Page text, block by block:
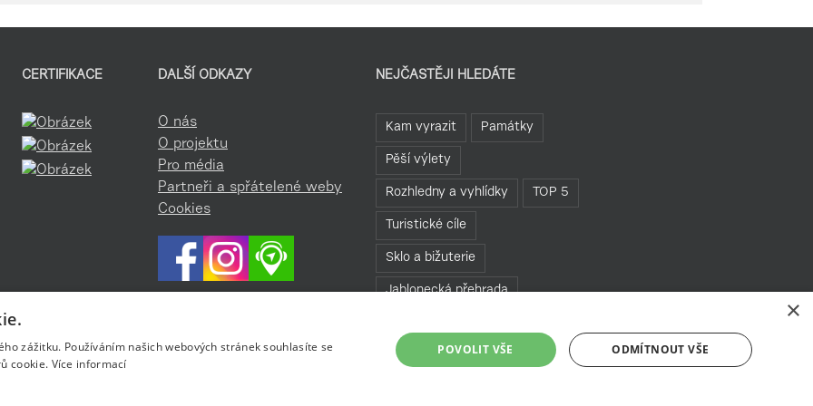
CERTIFIKACE DALŠÍ ODKAZY
O nás
O projektu
Pro média
Partneři a spřátelené weby
Cookies
NEJČASTĚJI HLEDÁTE
Kam vyrazit Památky
Pěší výlety
Rozhledny a vyhlídky TOP 5
Turistické cíle
Sklo a bižuterie
Jablonecká přehrada
Bavte se v Jablonci
×
zážitku. Používáním našich webových stránek souhlasíte se
cookie. Více informací
POVOLIT VŠE ODMÍTNOUT VŠE